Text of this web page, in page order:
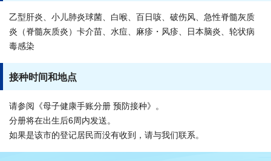
乙型肝炎、小儿肺炎球菌、白喉、百日咳、破伤风、急性脊髓灰质
炎（脊髓灰质炎）卡介苗、水痘、麻疹・风疹、日本脑炎、轮状病
毒感染
接种时间和地点
请参阅《母子健康手账分册 预防接种》。
分册将在出生后6周内发送。
如果是该市的登记居民而没有收到，请与我们联系。